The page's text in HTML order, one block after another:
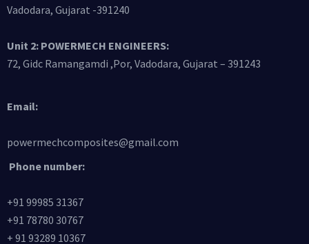
Vadodara, Gujarat -391240
Unit 2: POWERMECH ENGINEERS:
72, Gidc Ramangamdi ,Por, Vadodara, Gujarat – 391243
Email:
powermechcomposites@gmail.com
Phone number:
+91 99985 31367
+91 78780 30767
+ 91 93289 10367